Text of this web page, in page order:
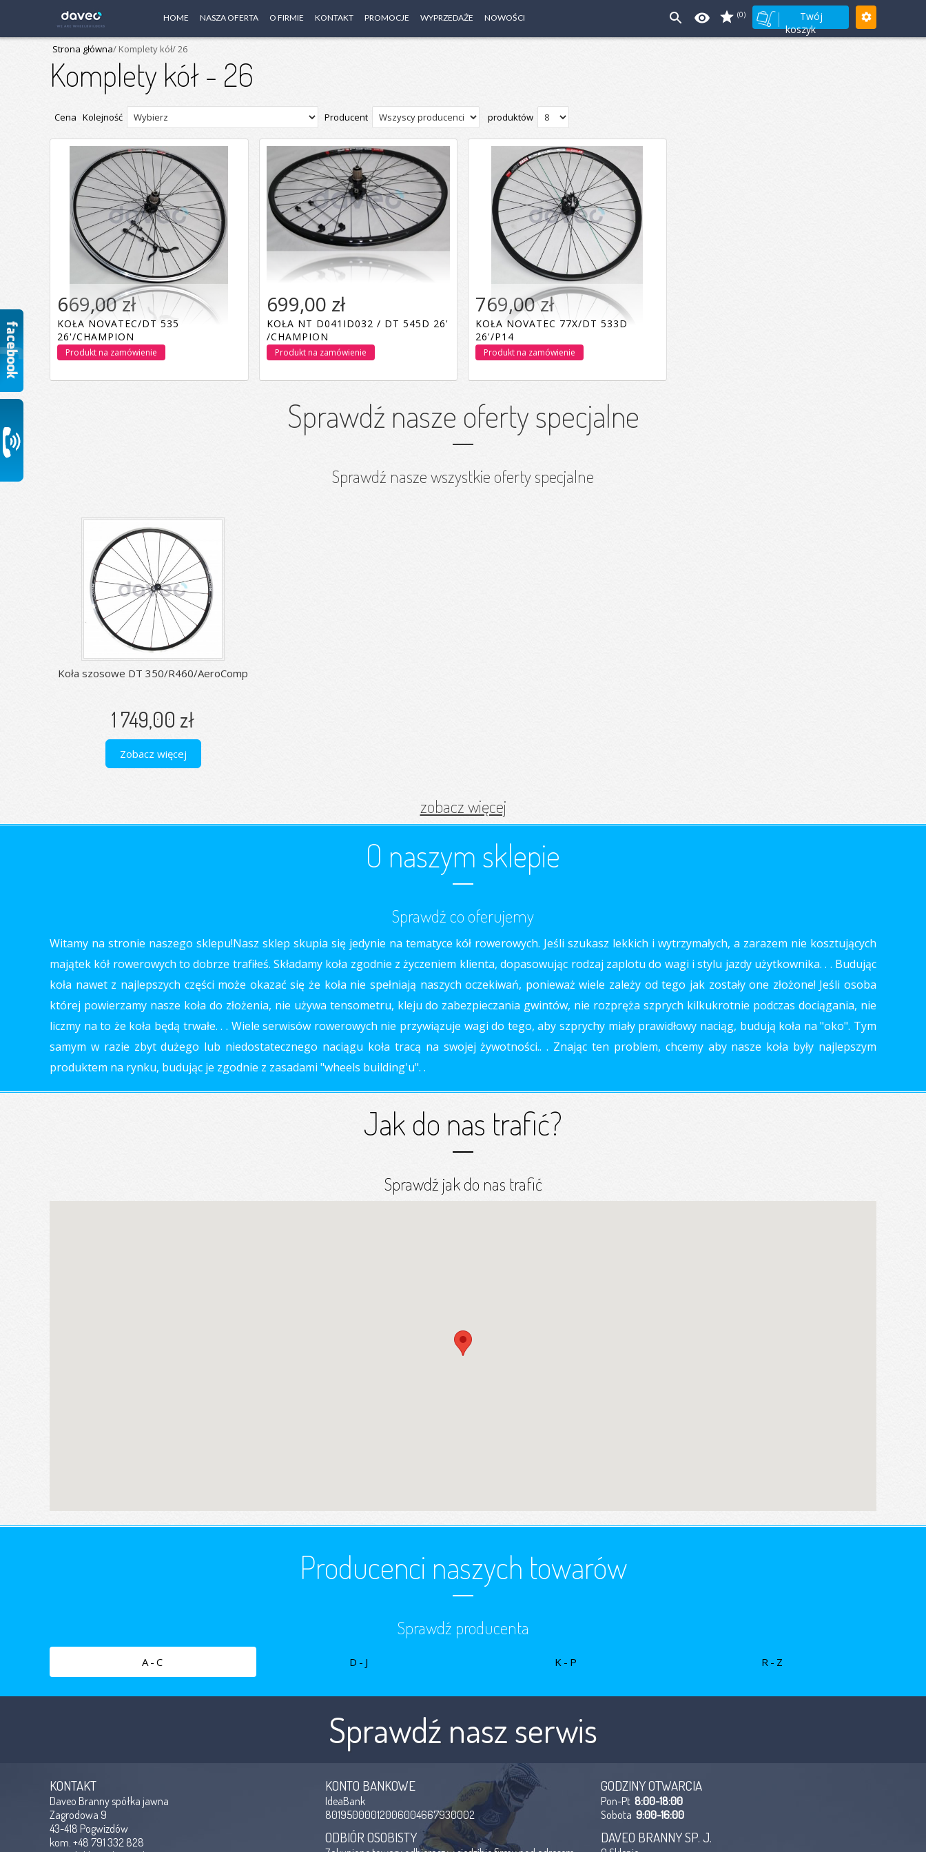
HOME NASZA OFERTA O FIRMIE KONTAKT PROMOCJE WYPRZEDAŻE NOWOŚCI (0)
Twój
koszyk
Strona główna/ Komplety kół/ 26
Komplety kół - 26
Cena Kolejność Producent produktów
669,00 zł
KOŁA NOVATEC/DT 535
26'/CHAMPION
Produkt na zamówienie
699,00 zł
KOŁA NT D041ID032 / DT 545D 26'
/CHAMPION
Produkt na zamówienie
769,00 zł
KOŁA NOVATEC 77X/DT 533D
26'/P14
Produkt na zamówienie
Sprawdź nasze oferty specjalne
Sprawdź nasze wszystkie oferty specjalne
Koła szosowe DT 350/R460/AeroComp
1 749,00 zł
Zobacz więcej
zobacz więcej
O naszym sklepie
Sprawdź co oferujemy
Witamy na stronie naszego sklepu!Nasz sklep skupia się jedynie na tematyce kół rowerowych. Jeśli szukasz lekkich i wytrzymałych, a zarazem nie kosztujących
majątek kół rowerowych to dobrze trafiłeś. Składamy koła zgodnie z życzeniem klienta, dopasowując rodzaj zaplotu do wagi i stylu jazdy użytkownika. . . Budując
koła nawet z najlepszych części może okazać się że koła nie spełniają naszych oczekiwań, ponieważ wiele zależy od tego jak zostały one złożone! Jeśli osoba
której powierzamy nasze koła do złożenia, nie używa tensometru, kleju do zabezpieczania gwintów, nie rozpręża szprych kilkukrotnie podczas dociągania, nie
liczmy na to że koła będą trwałe. . . Wiele serwisów rowerowych nie przywiązuje wagi do tego, aby szprychy miały prawidłowy naciąg, budują koła na "oko". Tym
samym w razie zbyt dużego lub niedostatecznego naciągu koła tracą na swojej żywotności.. . Znając ten problem, chcemy aby nasze koła były najlepszym
produktem na rynku, budując je zgodnie z zasadami "wheels building'u". .
Jak do nas trafić?
Sprawdź jak do nas trafić
Producenci naszych towarów
Sprawdź producenta
A-C D-J K-P R-Z
Sprawdź nasz serwis
KONTAKT
Daveo Branny spółka jawna
Zagrodowa 9
43-418 Pogwizdów
kom. +48 791 332 828
KONTO BANKOWE
IdeaBank
80195000012006004667930002
ODBIÓR OSOBISTY
GODZINY OTWARCIA
Pon-Pt 8:00-18:00
Sobota 9:00-16:00
DAVEO BRANNY SP. J.